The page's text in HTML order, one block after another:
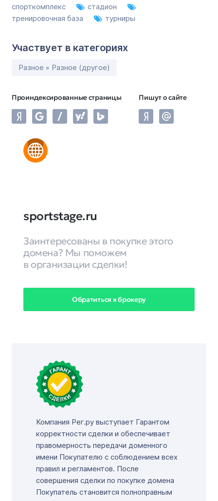
спорткомплекс
стадион
тренировочная база
турниры
Участвует в категориях
Разное » Разное (другое)
Проиндексированные страницы Пишут о сайте
sportstage.ru
Заинтересованы в покупке этого
домена? Мы поможем
в организации сделки!
Обратиться к брокеру
Компания Рег.ру выступает Гарантом
корректности сделки и обеспечивает
правомерность передачи доменного
имени Покупателю с соблюдением всех
правил и регламентов. После
совершения сделки по покупке домена
Покупатель становится полноправным